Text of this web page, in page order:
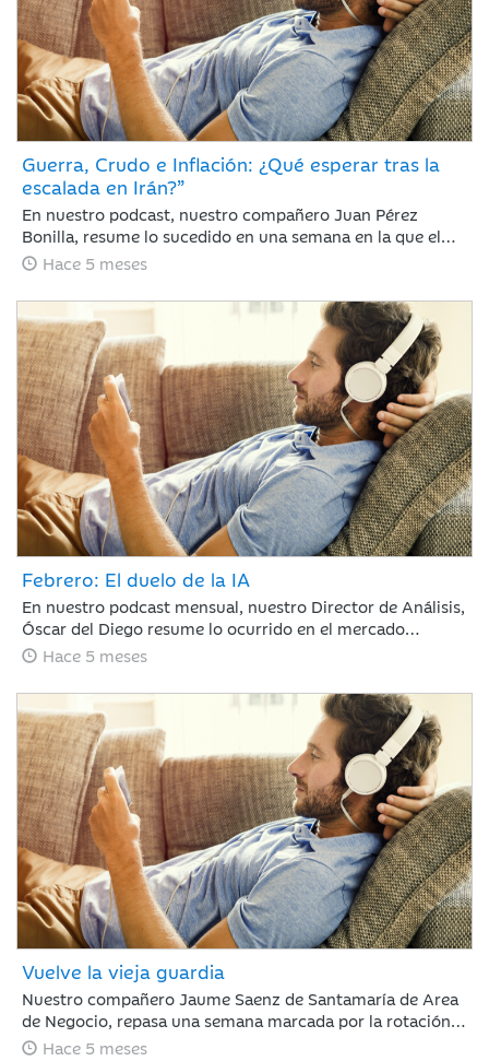
Guerra, Crudo e Inflación: ¿Qué esperar tras la
escalada en Irán?”
En nuestro podcast, nuestro compañero Juan Pérez
Bonilla, resume lo sucedido en una semana en la que el
precio del petróleo ha retrocedido con fuerza después de
dado un respiro tras encadenar sesiones con caídas
generalizadas ante la intensificación del conflicto bélico
de EE. UU. e Israel contra Irán
Hace 5 meses
Febrero: El duelo de la IA
En nuestro podcast mensual, nuestro Director de Análisis,
Óscar del Diego resume lo ocurrido en el mercado
financiero durante un mes, en el que la IA ha centrado el
rotación fuera de EE. UU. continúa y si te has despistado,
te la has perdido.
Hace 5 meses
Vuelve la vieja guardia
Nuestro compañero Jaume Saenz de Santamaría de Area
de Negocio, repasa una semana marcada por la rotación
sectorial. Los inversores se han centrado en vender “todo
Hace 5 meses